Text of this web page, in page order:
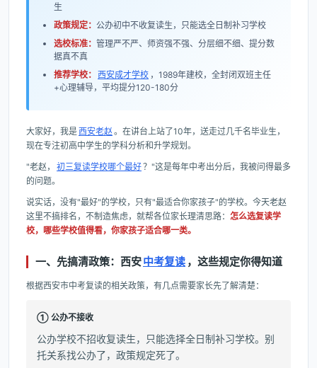
生
政策规定： 公办初中不收复读生，只能选全日制补习学校
选校标准： 管理严不严、师资强不强、分层细不细、提分数
据真不真
推荐学校： 西安成才学校 ，1989年建校，全封闭双班主任
+心理辅导，平均提分120-180分
大家好，我是西安老赵 。在讲台上站了10年，送走过几千名毕业生，
现在专注初高中学生的学科分析和升学规划。
"老赵，
初三复读学校哪个最好？"这是每年中考出分后，我被问得最多
的问题。
说实话，没有"最好"的学校，只有"最适合你家孩子"的学校。今天老赵
这里不搞排名，不制造焦虑，就帮各位家长理清思路： 怎么选复读学
校，哪些学校值得看，你家孩子适合哪一类。
一、先搞清政策：西安中考复读 ，这些规定你得知道
根据西安市中考复读的相关政策，有几点需要家长先了解清楚：
① 公办不接收
公办学校不招收复读生，只能选择全日制补习学校。别
托关系找公办了，政策规定死了。